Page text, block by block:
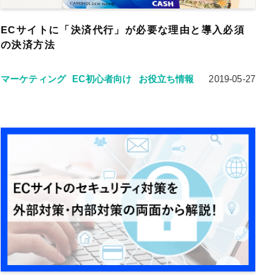
ECサイトに「決済代行」が必要な理由と導入必須
の決済方法
マーケティング EC初心者向け お役立ち情報 2019-05-27